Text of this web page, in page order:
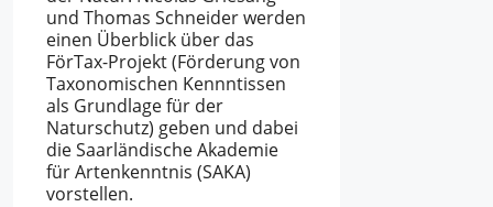
und Thomas Schneider werden
einen Überblick über das
FörTax-Projekt (Förderung von
Taxonomischen Kennntissen
als Grundlage für der
Naturschutz) geben und dabei
die Saarländische Akademie
für Artenkenntnis (SAKA)
vorstellen.